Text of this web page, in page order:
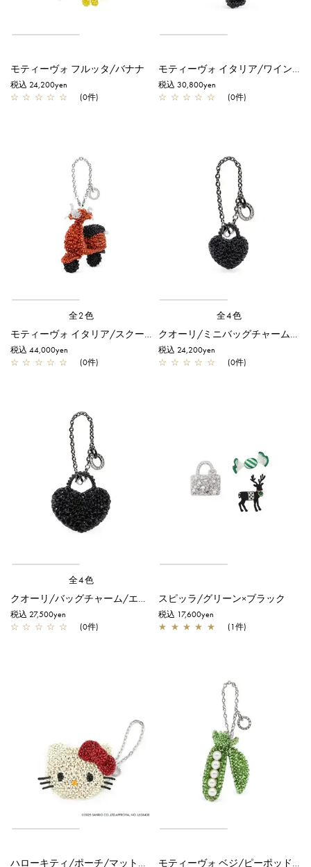
モティーヴォ フルッタ/バナナ
税込 24,200yen
☆ ☆ ☆ ☆ ☆ (0件)
モティーヴォ イタリア/ワイン/エナメルブラック
税込 30,800yen
☆ ☆ ☆ ☆ ☆ (0件)
全2色
税込 44,000yen
☆ ☆ ☆ ☆ ☆ (0件)
全4色
税込 24,200yen
☆ ☆ ☆ ☆ ☆ (0件)
全4色
クオーリ/バッグチャーム/エナメルブラック
税込 27,500yen
☆ ☆ ☆ ☆ ☆ (0件)
スピッラ/グリーン×ブラック
税込 17,600yen
★ ★ ★ ★ ★ (1件)
ハローキティ/ポーチ/マットホワイト モティーヴォ ベジ/ピーポッド/シャンパングリーン